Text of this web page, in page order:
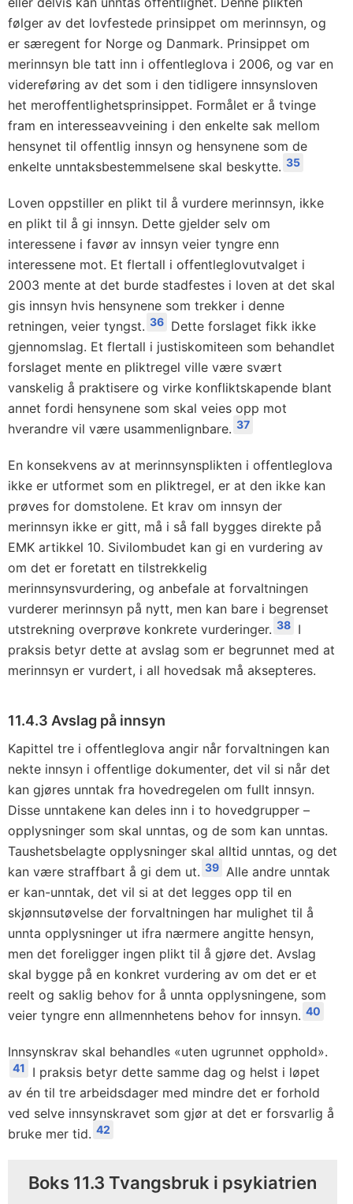
følger av det lovfestede prinsippet om merinnsyn, og
er særegent for Norge og Danmark. Prinsippet om
merinnsyn ble tatt inn i offentleglova i 2006, og var en
videreføring av det som i den tidligere innsynsloven
het meroffentlighetsprinsippet. Formålet er å tvinge
fram en interesseavveining i den enkelte sak mellom
hensynet til offentlig innsyn og hensynene som de
enkelte unntaksbestemmelsene skal beskytte. 35
Loven oppstiller en plikt til å vurdere merinnsyn, ikke
en plikt til å gi innsyn. Dette gjelder selv om
interessene i favør av innsyn veier tyngre enn
interessene mot. Et flertall i offentleglovutvalget i
2003 mente at det burde stadfestes i loven at det skal
gis innsyn hvis hensynene som trekker i denne
retningen, veier tyngst. 36 Dette forslaget fikk ikke
gjennomslag. Et flertall i justiskomiteen som behandlet
forslaget mente en pliktregel ville være svært
vanskelig å praktisere og virke konfliktskapende blant
annet fordi hensynene som skal veies opp mot
hverandre vil være usammenlignbare. 37
En konsekvens av at merinnsynsplikten i offentleglova
ikke er utformet som en pliktregel, er at den ikke kan
prøves for domstolene. Et krav om innsyn der
merinnsyn ikke er gitt, må i så fall bygges direkte på
EMK artikkel 10. Sivilombudet kan gi en vurdering av
om det er foretatt en tilstrekkelig
merinnsynsvurdering, og anbefale at forvaltningen
vurderer merinnsyn på nytt, men kan bare i begrenset
utstrekning overprøve konkrete vurderinger. 38 I
praksis betyr dette at avslag som er begrunnet med at
merinnsyn er vurdert, i all hovedsak må aksepteres.
11.4.3 Avslag på innsyn
Kapittel tre i offentleglova angir når forvaltningen kan
nekte innsyn i offentlige dokumenter, det vil si når det
kan gjøres unntak fra hovedregelen om fullt innsyn.
Disse unntakene kan deles inn i to hovedgrupper –
opplysninger som skal unntas, og de som kan unntas.
Taushetsbelagte opplysninger skal alltid unntas, og det
kan være straffbart å gi dem ut. 39 Alle andre unntak
er kan-unntak, det vil si at det legges opp til en
skjønnsutøvelse der forvaltningen har mulighet til å
unnta opplysninger ut ifra nærmere angitte hensyn,
men det foreligger ingen plikt til å gjøre det. Avslag
skal bygge på en konkret vurdering av om det er et
reelt og saklig behov for å unnta opplysningene, som
veier tyngre enn allmennhetens behov for innsyn. 40
Innsynskrav skal behandles «uten ugrunnet opphold».
41
I praksis betyr dette samme dag og helst i løpet
av én til tre arbeidsdager med mindre det er forhold
ved selve innsynskravet som gjør at det er forsvarlig å
bruke mer tid. 42
Boks 11.3 Tvangsbruk i psykiatrien